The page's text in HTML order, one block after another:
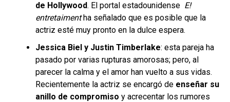
de Hollywood. El portal estadounidense E!
entretaimentha señalado que es posible que la
actriz esté muy pronto en la dulce espera.
Jessica Biel y Justin Timberlake: esta pareja ha
pasado por varias rupturas amorosas; pero, al
parecer la calma y el amor han vuelto a sus vidas.
Recientemente la actriz se encargó de enseñar su
anillo de compromiso y acrecentar los rumores